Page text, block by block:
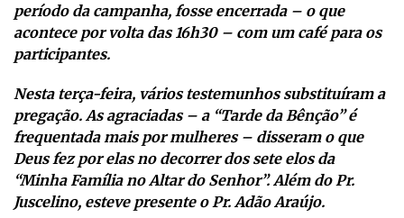
período da campanha, fosse encerrada – o que
acontece por volta das 16h30 – com um café para os
participantes.
Nesta terça-feira, vários testemunhos substituíram a
pregação. As agraciadas – a “Tarde da Bênção” é
frequentada mais por mulheres – disseram o que
Deus fez por elas no decorrer dos sete elos da
“Minha Família no Altar do Senhor”. Além do Pr.
Juscelino, esteve presente o Pr. Adão Araújo.